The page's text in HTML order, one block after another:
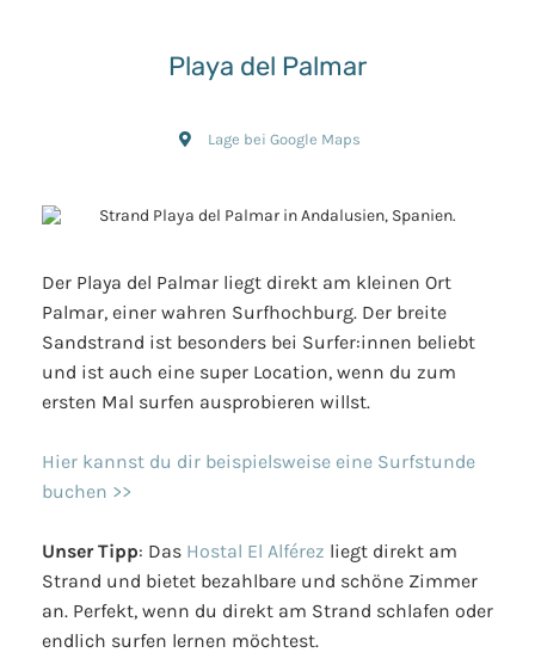
Playa del Palmar
Lage bei Google Maps
Der Playa del Palmar liegt direkt am kleinen Ort
Palmar, einer wahren Surfhochburg. Der breite
Sandstrand ist besonders bei Surfer:innen beliebt
und ist auch eine super Location, wenn du zum
ersten Mal surfen ausprobieren willst.
Hier kannst du dir beispielsweise eine Surfstunde
buchen >>
Unser Tipp: Das Hostal El Alférez liegt direkt am
Strand und bietet bezahlbare und schöne Zimmer
an. Perfekt, wenn du direkt am Strand schlafen oder
endlich surfen lernen möchtest.